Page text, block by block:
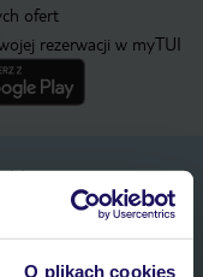
O plikach cookies
ofert
rezerwacji w myTUI